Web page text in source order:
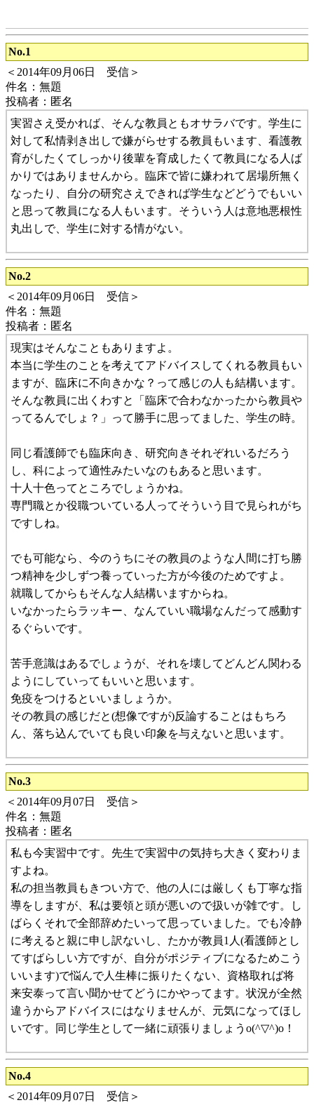
No.1
＜2014年09月06日 受信＞
件名：無題
投稿者：匿名
実習さえ受かれば、そんな教員ともオサラバです。学生に
対して私情剥き出しで嫌がらせする教員もいます、看護教
育がしたくてしっかり後輩を育成したくて教員になる人ば
かりではありませんから。臨床で皆に嫌われて居場所無く
なったり、自分の研究さえできれば学生などどうでもいい
と思って教員になる人もいます。そういう人は意地悪根性
丸出しで、学生に対する情がない。
No.2
＜2014年09月06日 受信＞
件名：無題
投稿者：匿名
現実はそんなこともありますよ。
本当に学生のことを考えてアドバイスしてくれる教員もい
ますが、臨床に不向きかな？って感じの人も結構います。
そんな教員に出くわすと「臨床で合わなかったから教員や
ってるんでしょ？」って勝手に思ってました、学生の時。
同じ看護師でも臨床向き、研究向きそれぞれいるだろう
し、科によって適性みたいなのもあると思います。
十人十色ってところでしょうかね。
専門職とか役職ついている人ってそういう目で見られがち
ですしね。
でも可能なら、今のうちにその教員のような人間に打ち勝
つ精神を少しずつ養っていった方が今後のためですよ。
就職してからもそんな人結構いますからね。
いなかったらラッキー、なんていい職場なんだって感動す
るぐらいです。
苦手意識はあるでしょうが、それを壊してどんどん関わる
ようにしていってもいいと思います。
免疫をつけるといいましょうか。
その教員の感じだと(想像ですが)反論することはもちろ
ん、落ち込んでいても良い印象を与えないと思います。
No.3
＜2014年09月07日 受信＞
件名：無題
投稿者：匿名
私も今実習中です。先生で実習中の気持ち大きく変わりま
すよね。
私の担当教員もきつい方で、他の人には厳しくも丁寧な指
導をしますが、私は要領と頭が悪いので扱いが雑です。し
ばらくそれで全部辞めたいって思っていました。でも冷静
に考えると親に申し訳ないし、たかが教員1人(看護師とし
てすばらしい方ですが、自分がポジティブになるためこう
いいます)で悩んで人生棒に振りたくない、資格取れば将
来安泰って言い聞かせてどうにかやってます。状況が全然
違うからアドバイスにはなりませんが、元気になってほし
いです。同じ学生として一緒に頑張りましょうo(^▽^)o！
No.4
＜2014年09月07日 受信＞